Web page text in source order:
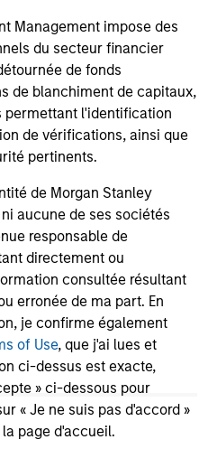
Management impose des
du secteur financier
de fonds
de blanchiment de capitaux,
permettant l'identification
de vérifications, ainsi que
pertinents.
de Morgan Stanley
aucune de ses sociétés
responsable de
directement ou
consultée résultant
erronée de ma part. En
je confirme également
of Use, que j'ai lues et
ci-dessus est exacte,
» ci-dessous pour
« Je ne suis pas d'accord »
page d'accueil.
Eaton Vance
that means for
and
for active
Members.
is for informational
contained herein does
be construed as an
or an offer to sell or a
any securities in any
or solicitation,